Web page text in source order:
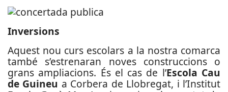
Inversions
Aquest nou curs escolars a la nostra comarca
també s’estrenaran noves construccions o
grans ampliacions. És el cas de l’Escola Cau
de Guineu a Corbera de Llobregat, i l’Institut